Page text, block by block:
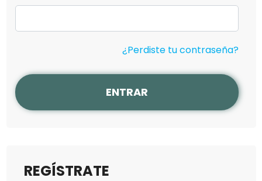
¿Perdiste tu contraseña?
ENTRAR
REGÍSTRATE